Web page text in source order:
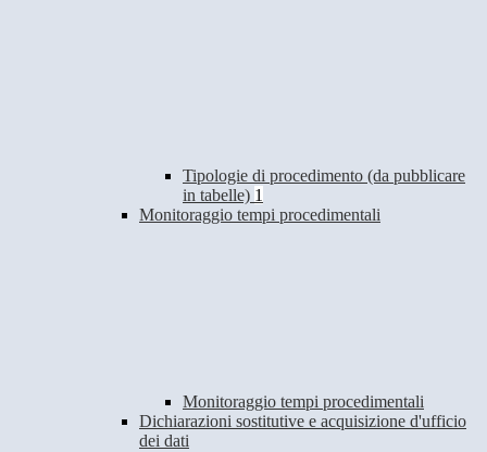
Tipologie di procedimento (da pubblicare
in tabelle) 1
Monitoraggio tempi procedimentali
Monitoraggio tempi procedimentali
Dichiarazioni sostitutive e acquisizione d'ufficio
dei dati